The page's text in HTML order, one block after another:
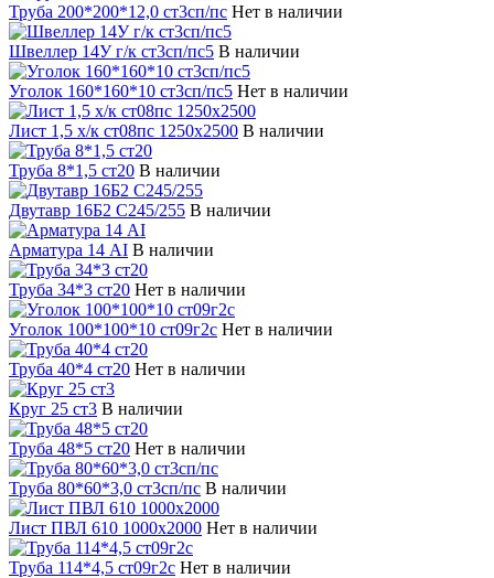
Труба 200*200*12,0 ст3сп/пс Нет в наличии
Швеллер 14У г/к ст3сп/пс5 В наличии
Уголок 160*160*10 ст3сп/пс5 Нет в наличии
Лист 1,5 х/к ст08пс 1250х2500 В наличии
Труба 8*1,5 ст20 В наличии
Двутавр 16Б2 С245/255 В наличии
Арматура 14 АI В наличии
Труба 34*3 ст20 Нет в наличии
Уголок 100*100*10 ст09г2с Нет в наличии
Труба 40*4 ст20 Нет в наличии
Круг 25 ст3 В наличии
Труба 48*5 ст20 Нет в наличии
Труба 80*60*3,0 ст3сп/пс В наличии
Лист ПВЛ 610 1000х2000 Нет в наличии
Труба 114*4,5 ст09г2с Нет в наличии